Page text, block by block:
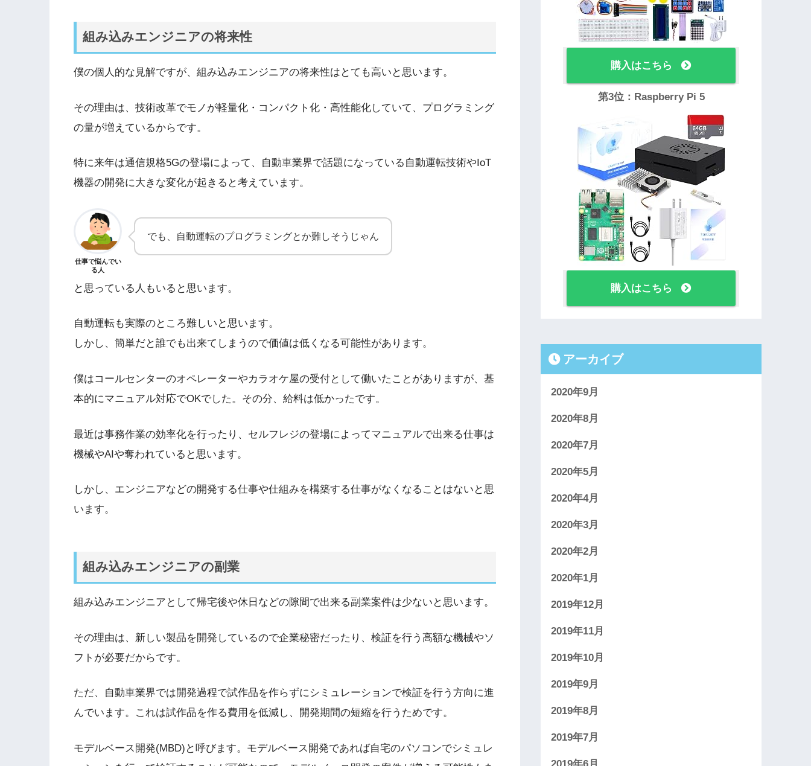
組み込みエンジニアの将来性
僕の個人的な見解ですが、組み込みエンジニアの将来性はとても高いと思います。
その理由は、技術改革でモノが軽量化・コンパクト化・高性能化していて、プログラミング
の量が増えているからです。
特に来年は通信規格5Gの登場によって、自動車業界で話題になっている自動運転技術やIoT
機器の開発に大きな変化が起きると考えています。
仕事で悩んでい
る人
でも、自動運転のプログラミングとか難しそうじゃん
と思っている人もいると思います。
自動運転も実際のところ難しいと思います。
しかし、簡単だと誰でも出来てしまうので価値は低くなる可能性があります。
僕はコールセンターのオペレーターやカラオケ屋の受付として働いたことがありますが、基
本的にマニュアル対応でOKでした。その分、給料は低かったです。
最近は事務作業の効率化を行ったり、セルフレジの登場によってマニュアルで出来る仕事は
機械やAIや奪われていると思います。
しかし、エンジニアなどの開発する仕事や仕組みを構築する仕事がなくなることはないと思
います。
組み込みエンジニアの副業
組み込みエンジニアとして帰宅後や休日などの隙間で出来る副業案件は少ないと思います。
その理由は、新しい製品を開発しているので企業秘密だったり、検証を行う高額な機械やソ
フトが必要だからです。
ただ、自動車業界では開発過程で試作品を作らずにシミュレーションで検証を行う方向に進
んでいます。これは試作品を作る費用を低減し、開発期間の短縮を行うためです。
モデルベース開発(MBD)と呼びます。モデルベース開発であれば自宅のパソコンでシミュレ
購入はこちら
第3位：Raspberry Pi 5
購入はこちら
アーカイブ
2020年9月
2020年8月
2020年7月
2020年5月
2020年4月
2020年3月
2020年2月
2020年1月
2019年12月
2019年11月
2019年10月
2019年9月
2019年8月
2019年7月